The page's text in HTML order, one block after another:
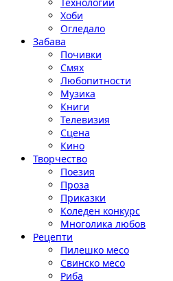
Хоби
Огледало
Забава
Почивки
Смях
Любопитности
Музика
Книги
Телевизия
Сцена
Кино
Творчество
Поезия
Проза
Приказки
Коледен конкурс
Многолика любов
Рецепти
Пилешко месо
Свинско месо
Риба